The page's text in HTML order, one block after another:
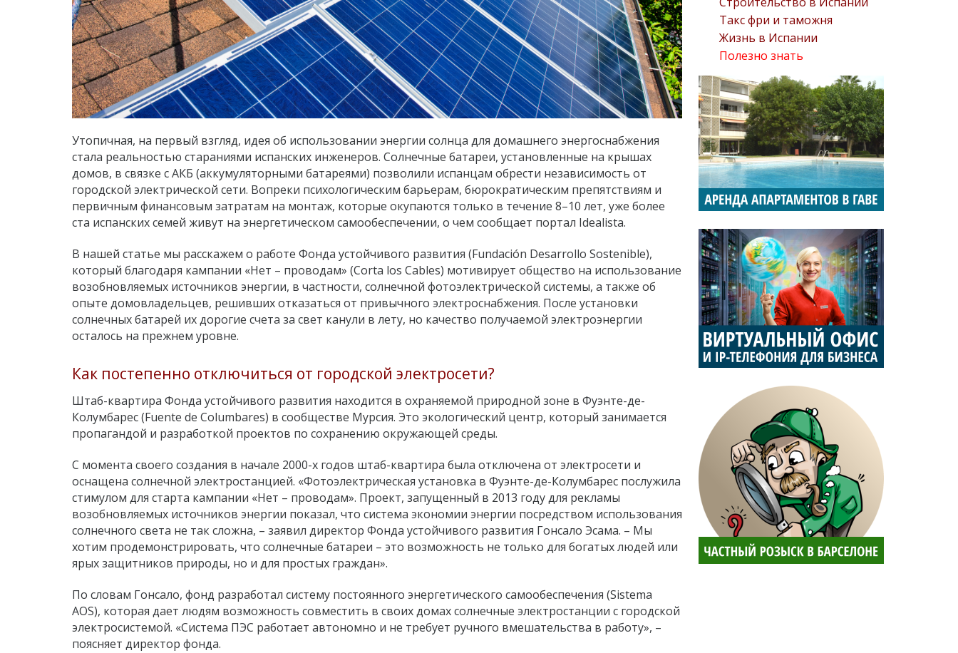
Такс фри и таможня
Жизнь в Испании
Полезно знать
Утопичная, на первый взгляд, идея об использовании энергии солнца для домашнего энергоснабжения
стала реальностью стараниями испанских инженеров. Солнечные батареи, установленные на крышах
домов, в связке с АКБ (аккумуляторными батареями) позволили испанцам обрести независимость от
городской электрической сети. Вопреки психологическим барьерам, бюрократическим препятствиям и
первичным финансовым затратам на монтаж, которые окупаются только в течение 8–10 лет, уже более
ста испанских семей живут на энергетическом самообеспечении, о чем сообщает портал Idealista.
В нашей статье мы расскажем о работе Фонда устойчивого развития (Fundación Desarrollo Sostenible),
который благодаря кампании «Нет – проводам» (Corta los Cables) мотивирует общество на использование
возобновляемых источников энергии, в частности, солнечной фотоэлектрической системы, а также об
опыте домовладельцев, решивших отказаться от привычного электроснабжения. После установки
солнечных батарей их дорогие счета за свет канули в лету, но качество получаемой электроэнергии
осталось на прежнем уровне.
Как постепенно отключиться от городской электросети?
Штаб-квартира Фонда устойчивого развития находится в охраняемой природной зоне в Фуэнте-де-
Колумбарес (Fuente de Columbares) в сообществе Мурсия. Это экологический центр, который занимается
пропагандой и разработкой проектов по сохранению окружающей среды.
С момента своего создания в начале 2000-х годов штаб-квартира была отключена от электросети и
оснащена солнечной электростанцией. «Фотоэлектрическая установка в Фуэнте-де-Колумбарес послужила
стимулом для старта кампании «Нет – проводам». Проект, запущенный в 2013 году для рекламы
возобновляемых источников энергии показал, что система экономии энергии посредством использования
солнечного света не так сложна, – заявил директор Фонда устойчивого развития Гонсало Эсама. – Мы
хотим продемонстрировать, что солнечные батареи – это возможность не только для богатых людей или
ярых защитников природы, но и для простых граждан».
По словам Гонсало, фонд разработал систему постоянного энергетического самообеспечения (Sistema
AOS), которая дает людям возможность совместить в своих домах солнечные электростанции с городской
электросистемой. «Система ПЭС работает автономно и не требует ручного вмешательства в работу», –
поясняет директор фонда.